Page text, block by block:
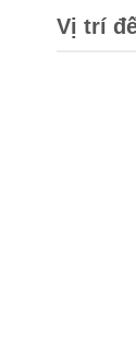
Vị trí